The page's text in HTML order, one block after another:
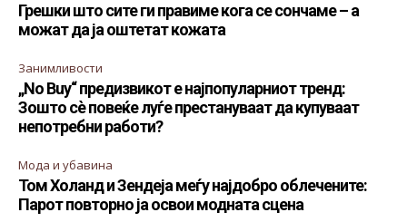
Грешки што сите ги правиме кога се сончаме – а
можат да ја оштетат кожата
Занимливости
„No Buy“ предизвикот е најпопуларниот тренд:
Зошто сè повеќе луѓе престануваат да купуваат
непотребни работи?
Мода и убавина
Том Холанд и Зендеја меѓу најдобро облечените:
Парот повторно ја освои модната сцена